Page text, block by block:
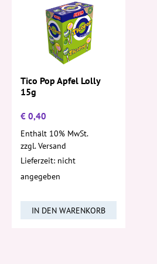
Tico Pop Apfel Lolly
15g
€ 0,40
Enthält 10% MwSt.
zzgl.Versand
Lieferzeit: nicht
angegeben
IN DEN WARENKORB